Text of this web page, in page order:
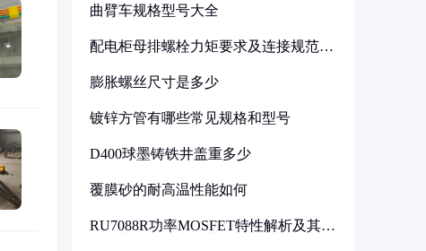
曲臂车规格型号大全
配电柜母排螺栓力矩要求及连接规范详
膨胀螺丝尺寸是多少
镀锌方管有哪些常见规格和型号
D400球墨铸铁井盖重多少
覆膜砂的耐高温性能如何
RU7088R功率MOSFET特性解析及其在